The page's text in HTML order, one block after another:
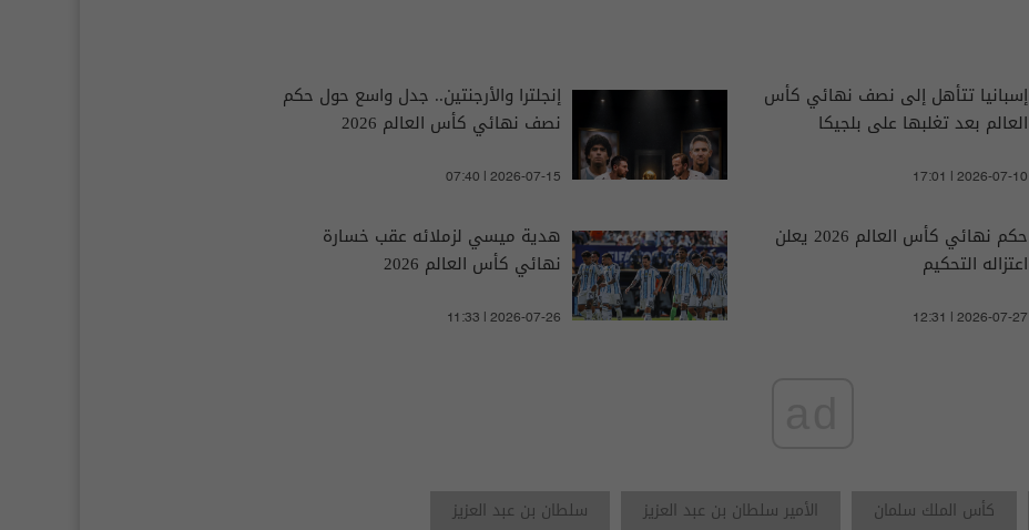
إسبانيا تتأهل إلى نصف نهائي كأس
العالم بعد تغلبها على بلجيكا
17:01 | 2026-07-10
إنجلترا والأرجنتين.. جدل واسع حول حكم
نصف نهائي كأس العالم 2026
07:40 | 2026-07-15
حكم نهائي كأس العالم 2026 يعلن
اعتزاله التحكيم
12:31 | 2026-07-27
هدية ميسي لزملائه عقب خسارة
نهائي كأس العالم 2026
11:33 | 2026-07-26
كأس الملك سلمان الأمير سلطان بن عبد العزيز سلطان بن عبد العزيز